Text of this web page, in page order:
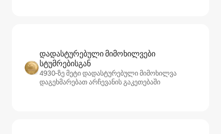
დადასტურებული მიმოხილვები
სტუმრებისგან
4930‑ზე მეტი დადასტურებული მიმოხილვა
დაგეხმარებათ არჩევანის გაკეთებაში